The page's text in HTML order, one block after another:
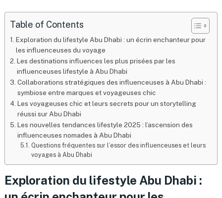
Table of Contents
Exploration du lifestyle Abu Dhabi : un écrin enchanteur pour
les influenceuses du voyage
Les destinations influences les plus prisées par les
influenceuses lifestyle à Abu Dhabi
Collaborations stratégiques des influenceuses à Abu Dhabi :
symbiose entre marques et voyageuses chic
Les voyageuses chic et leurs secrets pour un storytelling
réussi sur Abu Dhabi
Les nouvelles tendances lifestyle 2025 : l’ascension des
influenceuses nomades à Abu Dhabi
Questions fréquentes sur l’essor des influenceuses et leurs
voyages à Abu Dhabi
Exploration du lifestyle Abu Dhabi :